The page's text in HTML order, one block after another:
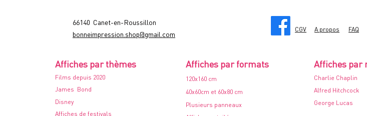
66140 Canet-en-Roussillon
bonneimpression.shop@gmail.com
CGV A propos FAQ
Affiches par thèmes
Films depuis 2020
James Bond
Disney
Affiches de festivals
Affiches par formats
120x160 cm
40x60cm et 60x80 cm
Plusieurs panneaux
Affiches par
Charlie Chaplin
Alfred Hitchcock
George Lucas